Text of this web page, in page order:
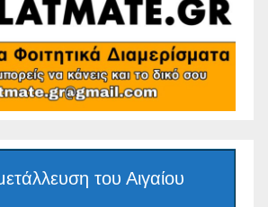
του Αιγαίου